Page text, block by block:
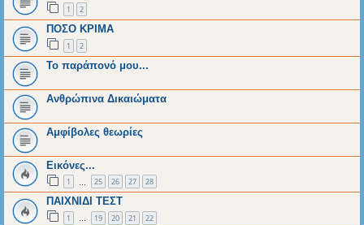
1 2
ΠΟΣΟ ΚΡΙΜΑ
1 2
Το παράπονό μου...
Ανθρώπινα Δικαιώματα
Αμφίβολες θεωρίες
Εικόνες...
1 25 26 27 28
ΠΑΙΧΝΙΔΙ ΤΕΣΤ
1 … 19 20 21 22